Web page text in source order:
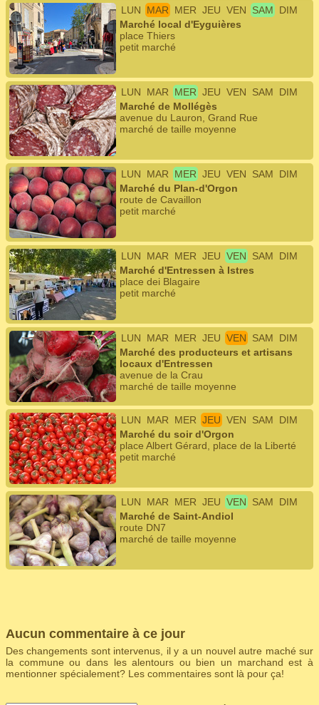
LUN MAR MER JEU VEN SAM
DIM
Marché local d'Eyguières
place Thiers
petit marché
LUN MAR MER JEU VEN SAM
DIM
Marché de Mollégès
avenue du Lauron, Grand Rue
marché de taille moyenne
LUN MAR MER JEU VEN SAM
DIM
Marché du Plan-d'Orgon
route de Cavaillon
petit marché
LUN MAR MER JEU VEN SAM
DIM
Marché d'Entressen à Istres
place dei Blagaire
petit marché
LUN MAR MER JEU VEN SAM
DIM
Marché des producteurs et artisans
locaux d'Entressen
avenue de la Crau
marché de taille moyenne
LUN MAR MER JEU VEN SAM
DIM
Marché du soir d'Orgon
place Albert Gérard, place de la Liberté
petit marché
LUN MAR MER JEU VEN SAM
DIM
Marché de Saint-Andiol
route DN7
marché de taille moyenne
Aucun commentaire à ce jour
Des changements sont intervenus, il y a un nouvel autre maché sur
la commune ou dans les alentours ou bien un marchand est à
mentionner spécialement? Les commentaires sont là pour ça!